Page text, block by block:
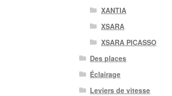
XANTIA
XSARA
XSARA PICASSO
Des places
Éclairage
Leviers de vitesse